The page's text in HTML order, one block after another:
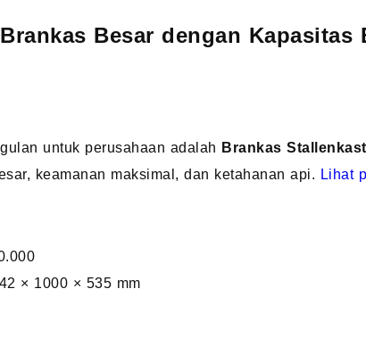
Besar dengan Kapasitas
untuk perusahaan adalah Brankas Stallenkast
keamanan maksimal, dan ketahanan api. Lihat
× 1000 × 535 mm